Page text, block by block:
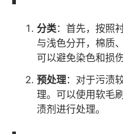
分类：首先，按照
与浅色分开，棉质
可以避免染色和损伤
预处理：对于污渍
理。可以使用软毛
渍剂进行处理。